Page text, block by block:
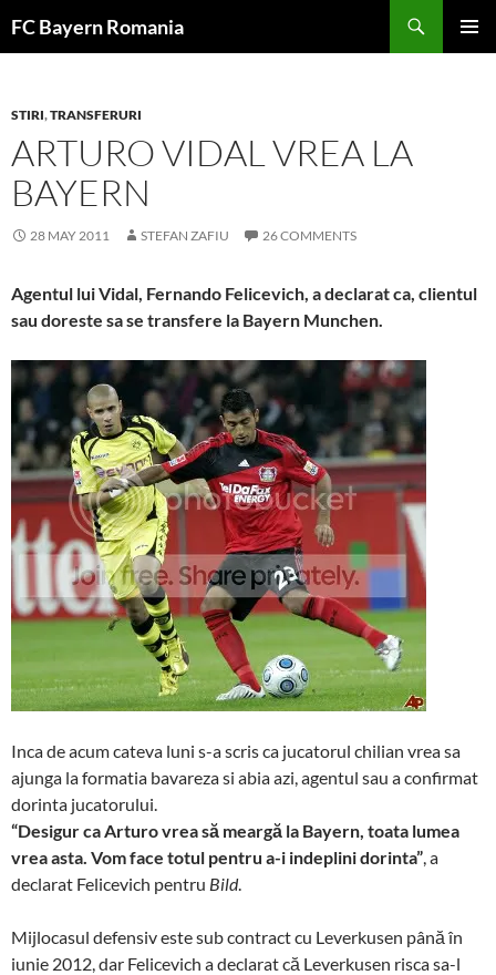
toFC Bayern Romania
STIRI,TRANSFERURI
ARTURO VIDAL VREA LA
BAYERN
28 MAY 2011 STEFAN ZAFIU 26 COMMENTS
Agentul lui Vidal, Fernando Felicevich, a declarat ca, clientul
sau doreste sa se transfere la Bayern Munchen.
Inca de acum cateva luni s-a scris ca jucatorul chilian vrea sa
ajunga la formatia bavareza si abia azi, agentul sau a confirmat
dorinta jucatorului.
“Desigur ca Arturo vrea să meargă la Bayern, toata lumea
vrea asta. Vom face totul pentru a-i indeplini dorinta”, a
declarat Felicevich pentru Bild.
Mijlocasul defensiv este sub contract cu Leverkusen până în
iunie 2012, dar Felicevich a declarat că Leverkusen risca sa-l